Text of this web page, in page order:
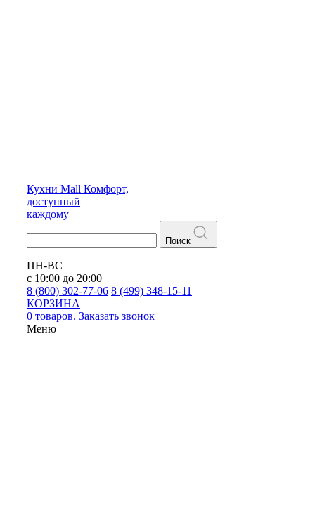
Кухни Mall Комфорт,
доступный
каждому
Поиск
ПН-ВС
с 10:00 до 20:00
8 (800) 302-77-06 8 (499) 348-15-11
КОРЗИНА
0 товаров. Заказать звонок
Меню